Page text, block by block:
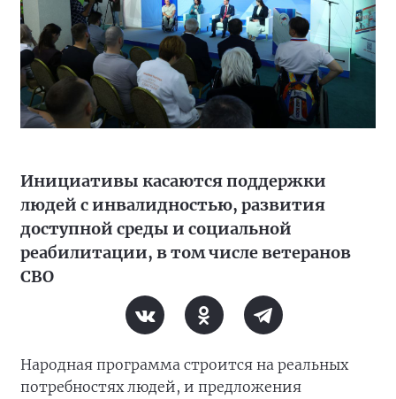
Инициативы касаются поддержки
людей с инвалидностью, развития
доступной среды и социальной
реабилитации, в том числе ветеранов
СВО
Народная программа строится на реальных
потребностях людей, и предложения